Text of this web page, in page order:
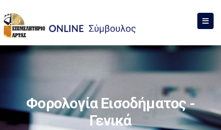
Φορολογία Εισοδήματος -
Γενικά